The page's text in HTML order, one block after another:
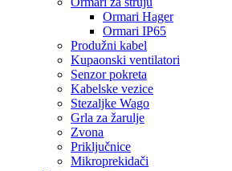
Ormari Hager
Ormari IP65
Produžni kabel
Kupaonski ventilatori
Senzor pokreta
Kabelske vezice
Stezaljke Wago
Grla za žarulje
Zvona
Priključnice
Mikroprekidači